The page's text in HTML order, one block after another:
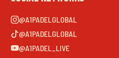
@A1PADELGLOBAL
@A1PADELGLOBAL
@A1PADEL_LIVE